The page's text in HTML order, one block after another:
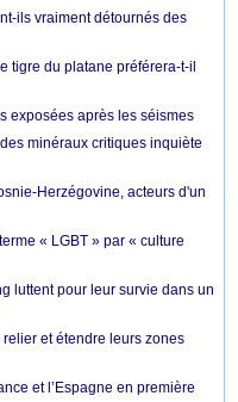
ils vraiment détournés des
tigre du platane préférera-t-il
exposées après les séismes
minéraux critiques inquiète
Herzégovine, acteurs d'un
« LGBT » par « culture
luttent pour leur survie dans un
et étendre leurs zones
et l’Espagne en première